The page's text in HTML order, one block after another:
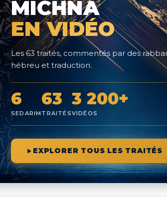
MICHNA
EN VIDÉO
Les 63 traités, commentés par des
hébreu et traduction.
6
SEDARIM
63
TRAITÉS
3 200+
VIDÉOS
EXPLORER TOUS LES TRAITÉS